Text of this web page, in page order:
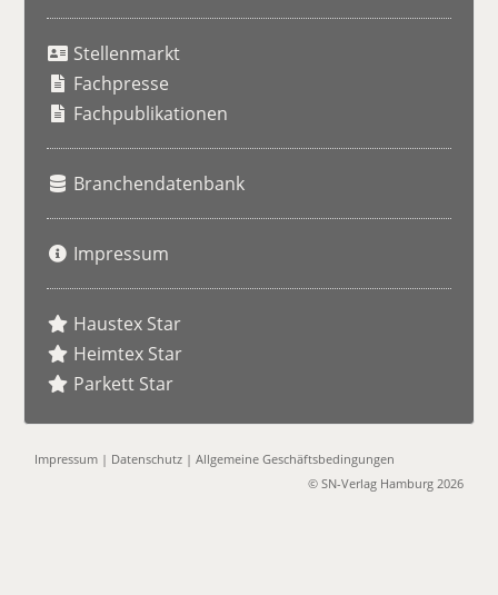
Stellenmarkt
Fachpresse
Fachpublikationen
Branchendatenbank
Impressum
Haustex Star
Heimtex Star
Parkett Star
Impressum | Datenschutz |Allgemeine Geschäftsbedingungen
© SN-Verlag Hamburg 2026